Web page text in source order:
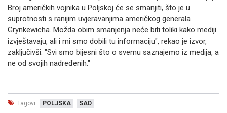
Broj američkih vojnika u Poljskoj će se smanjiti, što je u
suprotnosti s ranijim uvjeravanjima američkog generala
Grynkewicha. Možda obim smanjenja neće biti toliki kako mediji
izvještavaju, ali i mi smo dobili tu informaciju", rekao je izvor,
zaključivši: "Svi smo bijesni što o svemu saznajemo iz medija, a
ne od svojih nadređenih."
Tagovi: POLJSKA SAD